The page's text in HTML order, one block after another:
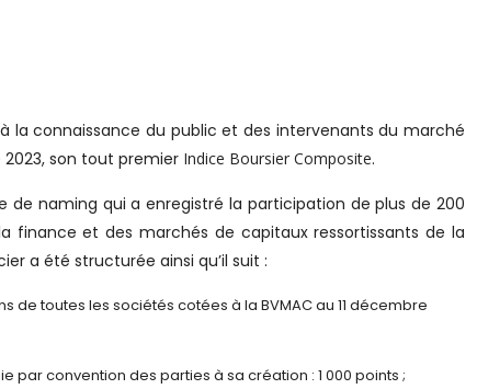
la connaissance du public et des intervenants du marché
2023, son tout premier Indice Boursier Composite.
de naming qui a enregistré la participation de plus de 200
finance et des marchés de capitaux ressortissants de la
a été structurée ainsi qu’il suit :
de toutes les sociétés cotées à la BVMAC au 11 décembre
par convention des parties à sa création : 1 000 points ;